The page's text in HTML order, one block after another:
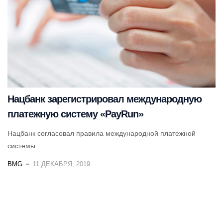
Нацбанк зарегистрировал международную
платежную систему «PayRun»
Нацбанк согласовал правила международной платежной
системы...
BMG 11 ДЕКАБРЯ, 2019